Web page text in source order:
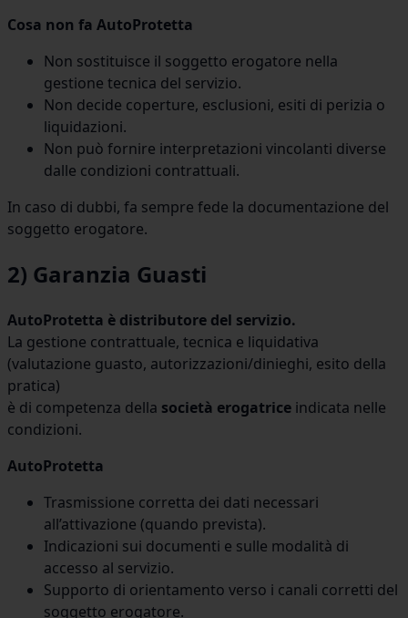
Cosa non fa AutoProtetta
Non sostituisce il soggetto erogatore nella
gestione tecnica del servizio.
Non decide coperture, esclusioni, esiti di perizia o
liquidazioni.
Non può fornire interpretazioni vincolanti diverse
dalle condizioni contrattuali.
In caso di dubbi, fa sempre fede la documentazione del
soggetto erogatore.
2) Garanzia Guasti
AutoProtetta è distributore del servizio.
La gestione contrattuale, tecnica e liquidativa
(valutazione guasto, autorizzazioni/dinieghi, esito della
pratica)
è di competenza della società erogatrice indicata nelle
condizioni.
AutoProtetta
Trasmissione corretta dei dati necessari
all’attivazione (quando prevista).
Indicazioni sui documenti e sulle modalità di
accesso al servizio.
Supporto di orientamento verso i canali corretti del
soggetto erogatore.